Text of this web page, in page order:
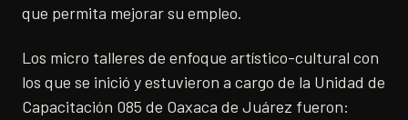
que permita mejorar su empleo.
Los micro talleres de enfoque artístico-cultural con
los que se inició y estuvieron a cargo de la Unidad de
Capacitación 085 de Oaxaca de Juárez fueron: